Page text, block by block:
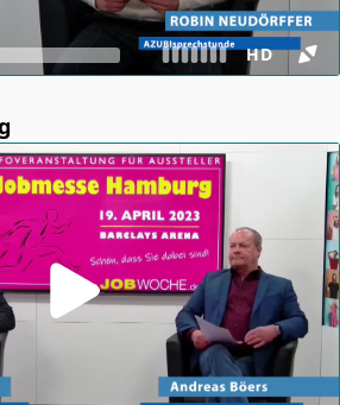
HD